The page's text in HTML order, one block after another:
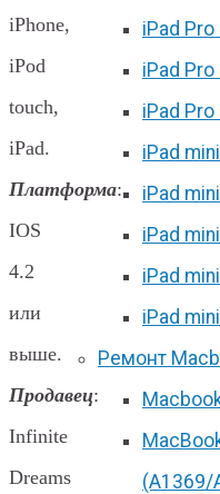
iPad
iPad
iPad
iPad mini
iPad
iPad
iPad
iPad
Ремонт
(A1369/
iPhone,
iPod
touch,
iPad.
Платформа:
IOS
4.2
или
выше.
Продавец:
Infinite
Dreams